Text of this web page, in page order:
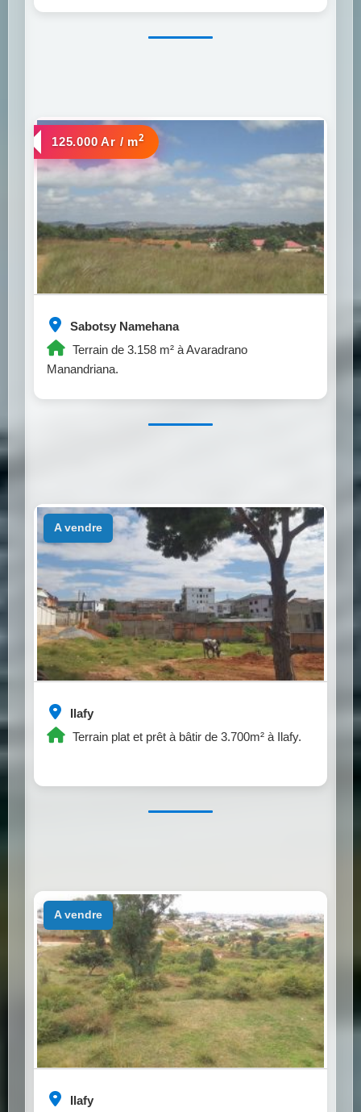
Sabotsy Namehana
Terrain de 3.158 m² à Avaradrano
Manandriana.
a vendre
125.000 Ar / m2
Ilafy
Terrain plat et prêt à bâtir de 3.700m² à Ilafy.
a vendre
Ilafy
a vendre